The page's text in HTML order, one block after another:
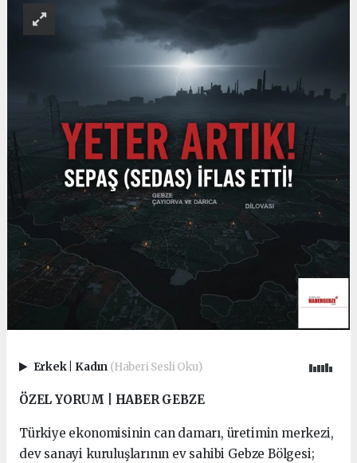
Erkek Kadın (Haberi Sesli Oku)
ÖZEL YORUM | HABER GEBZE
Türkiye ekonomisinin can damarı, üretimin merkezi,
dev sanayi kuruluşlarının ev sahibi Gebze Bölgesi;